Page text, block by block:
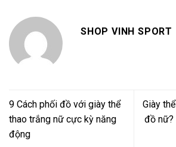
SHOP VINH SPORT
9 Cách phối đồ với giày thể
thao trắng nữ cực kỳ năng
động
Giày
đồ nữ?